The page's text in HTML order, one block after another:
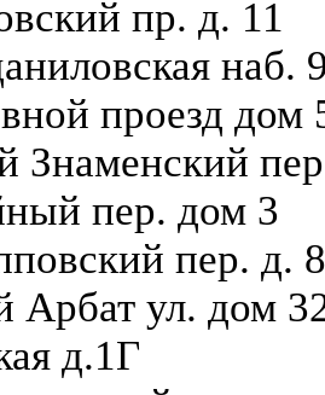
пр. д. 11
наб.
проезд дом
Знаменский
пер. дом 3
пер. д. 8
Арбат ул. дом
д.1Г